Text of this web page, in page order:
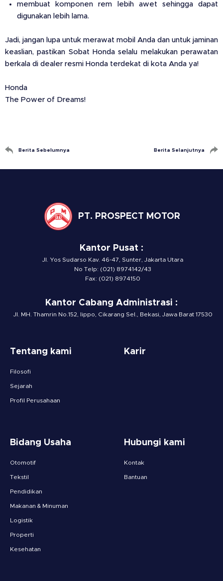
membuat komponen rem lebih awet sehingga dapat
digunakan lebih lama.
Jadi, jangan lupa untuk merawat mobil Anda dan untuk jaminan
keaslian, pastikan Sobat Honda selalu melakukan perawatan
berkala di dealer resmi Honda terdekat di kota Anda ya!
Honda
The Power of Dreams!
Berita Sebelumnya Berita Selanjutnya
PT. PROSPECT MOTOR
Kantor Pusat :
Jl. Yos Sudarso Kav. 46-47, Sunter, Jakarta Utara
No Telp: (021) 8974142/43
Fax: (021) 8974150
Kantor Cabang Administrasi :
Jl. MH. Thamrin No.152, lippo, Cikarang Sel., Bekasi, Jawa Barat 17530
Tentang kami
Filosofi
Sejarah
Profil Perusahaan
Karir
Bidang Usaha
Otomotif
Tekstil
Pendidikan
Makanan & Minuman
Logistik
Properti
Kesehatan
Hubungi kami
Kontak
Bantuan